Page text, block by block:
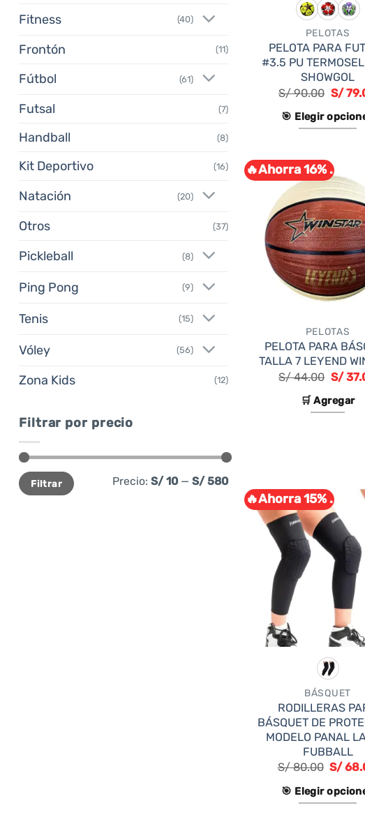
Fitness (40)
Frontón (11)
Fútbol (61)
Futsal (7)
Handball (8)
Kit Deportivo (16)
Natación (20)
Otros (37)
Pickleball (8)
Ping Pong (9)
Tenis (15)
Vóley (56)
Zona Kids (12)
Filtrar por precio
Precio
mínimo
Precio
máximo
Filtrar Precio: S/ 10— S/ 580
PELOTAS
PELOTA PARA
#3.5 PU
SHOWGOL
S/90.00 S/
🎯 Elegir
tiene
Las
se
elegir
la
página
de
🔥Ahorra 16% .
PELOTAS
PELOTA PARA
TALLA 7 LEYEND
S/44.00 El
original
era:
S/
🛒 Agregar
🔥Ahorra 15% .
BÁSQUET
RODILLERAS
BÁSQUET DE
MODELO PANAL
FUBBALL
S/80.00 S/
🎯 Elegir